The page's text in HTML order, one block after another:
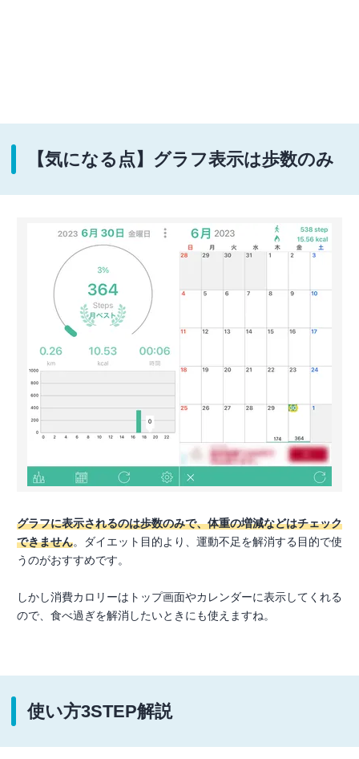
【気になる点】グラフ表示は歩数のみ
グラフに表示されるのは歩数のみで、体重の増減などはチェック
できません。ダイエット目的より、運動不足を解消する目的で使
うのがおすすめです。
しかし消費カロリーはトップ画面やカレンダーに表示してくれる
ので、食べ過ぎを解消したいときにも使えますね。
使い方3STEP解説